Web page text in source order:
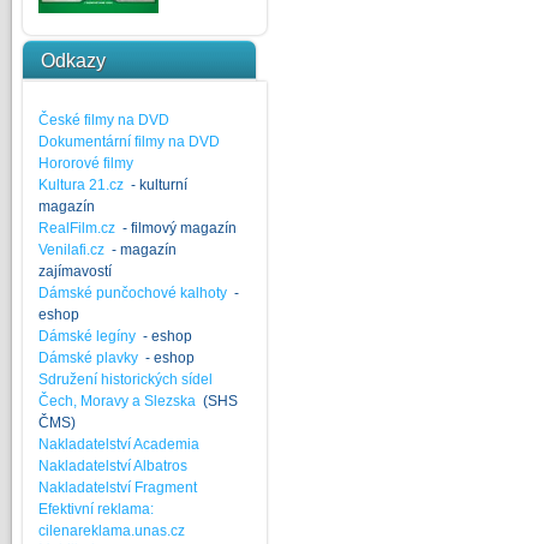
Odkazy
České filmy na DVD
Dokumentární filmy na DVD
Hororové filmy
Kultura 21.cz - kulturní
magazín
RealFilm.cz - filmový magazín
Venilafi.cz - magazín
zajímavostí
Dámské punčochové kalhoty -
eshop
Dámské legíny - eshop
Dámské plavky - eshop
Sdružení historických sídel
Čech, Moravy a Slezska (SHS
ČMS)
Nakladatelství Academia
Nakladatelství Albatros
Nakladatelství Fragment
Efektivní reklama:
cilenareklama.unas.cz